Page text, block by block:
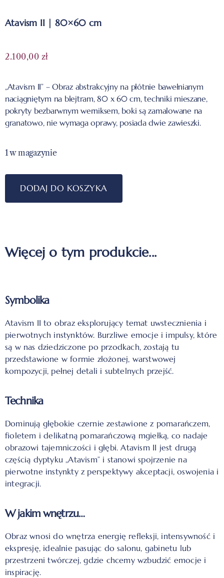
Atavism II | 80×60 cm
2.100,00 zł
„Atavism II” – Obraz abstrakcyjny na płótnie bawełnianym
naciągniętym na blejtram, 80 x 60 cm, techniki mieszane,
pokryty bezbarwnym werniksem, boki są zamalowane na
granatowo, nie wymaga oprawy, posiada dwie zawieszki.
1 w magazynie
DODAJ DO KOSZYKA
Więcej o tym produkcie...
Symbolika
Atavism II to obraz eksplorujący temat uwstecznienia i
pierwotnych instynktów. Burzliwe emocje i impulsy, które
są w nas dziedziczone po przodkach, zostają tu
przedstawione w formie złożonej, warstwowej
kompozycji, pełnej detali i subtelnych przejść.
Technika
Dominują głębokie czernie zestawione z pomarańczem,
fioletem i delikatną pomarańczową mgiełką, co nadaje
obrazowi tajemniczości i głębi. Atavism II jest drugą
częścią dyptyku „Atavism” i stanowi spojrzenie na
pierwotne instynkty z perspektywy akceptacji, oswojenia i
integracji.
W jakim wnętrzu…
Obraz wnosi do wnętrza energię refleksji, intensywność i
ekspresję, idealnie pasując do salonu, gabinetu lub
przestrzeni twórczej, gdzie chcemy wzbudzić emocje i
inspirację.